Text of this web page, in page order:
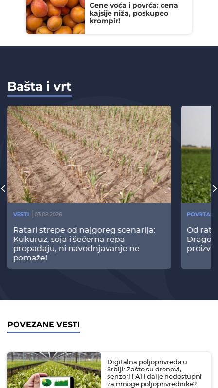
Cene voća i povrća: cena
kajsije niža, poskupeo
krompir!
Bašta i vrt
VESTI 03.08.2026
Ratari strepe od najgoreg scenarija:
Kukuruz, soja i šećerna repa
propadaju, ni navodnjavanje ne
pomaže!
Od
POVEZANE VESTI
Digitalna poljoprivreda u
Srbiji: Zašto su dronovi,
senzori i AI i dalje nedostupni
za mnoge poljoprivrednike?